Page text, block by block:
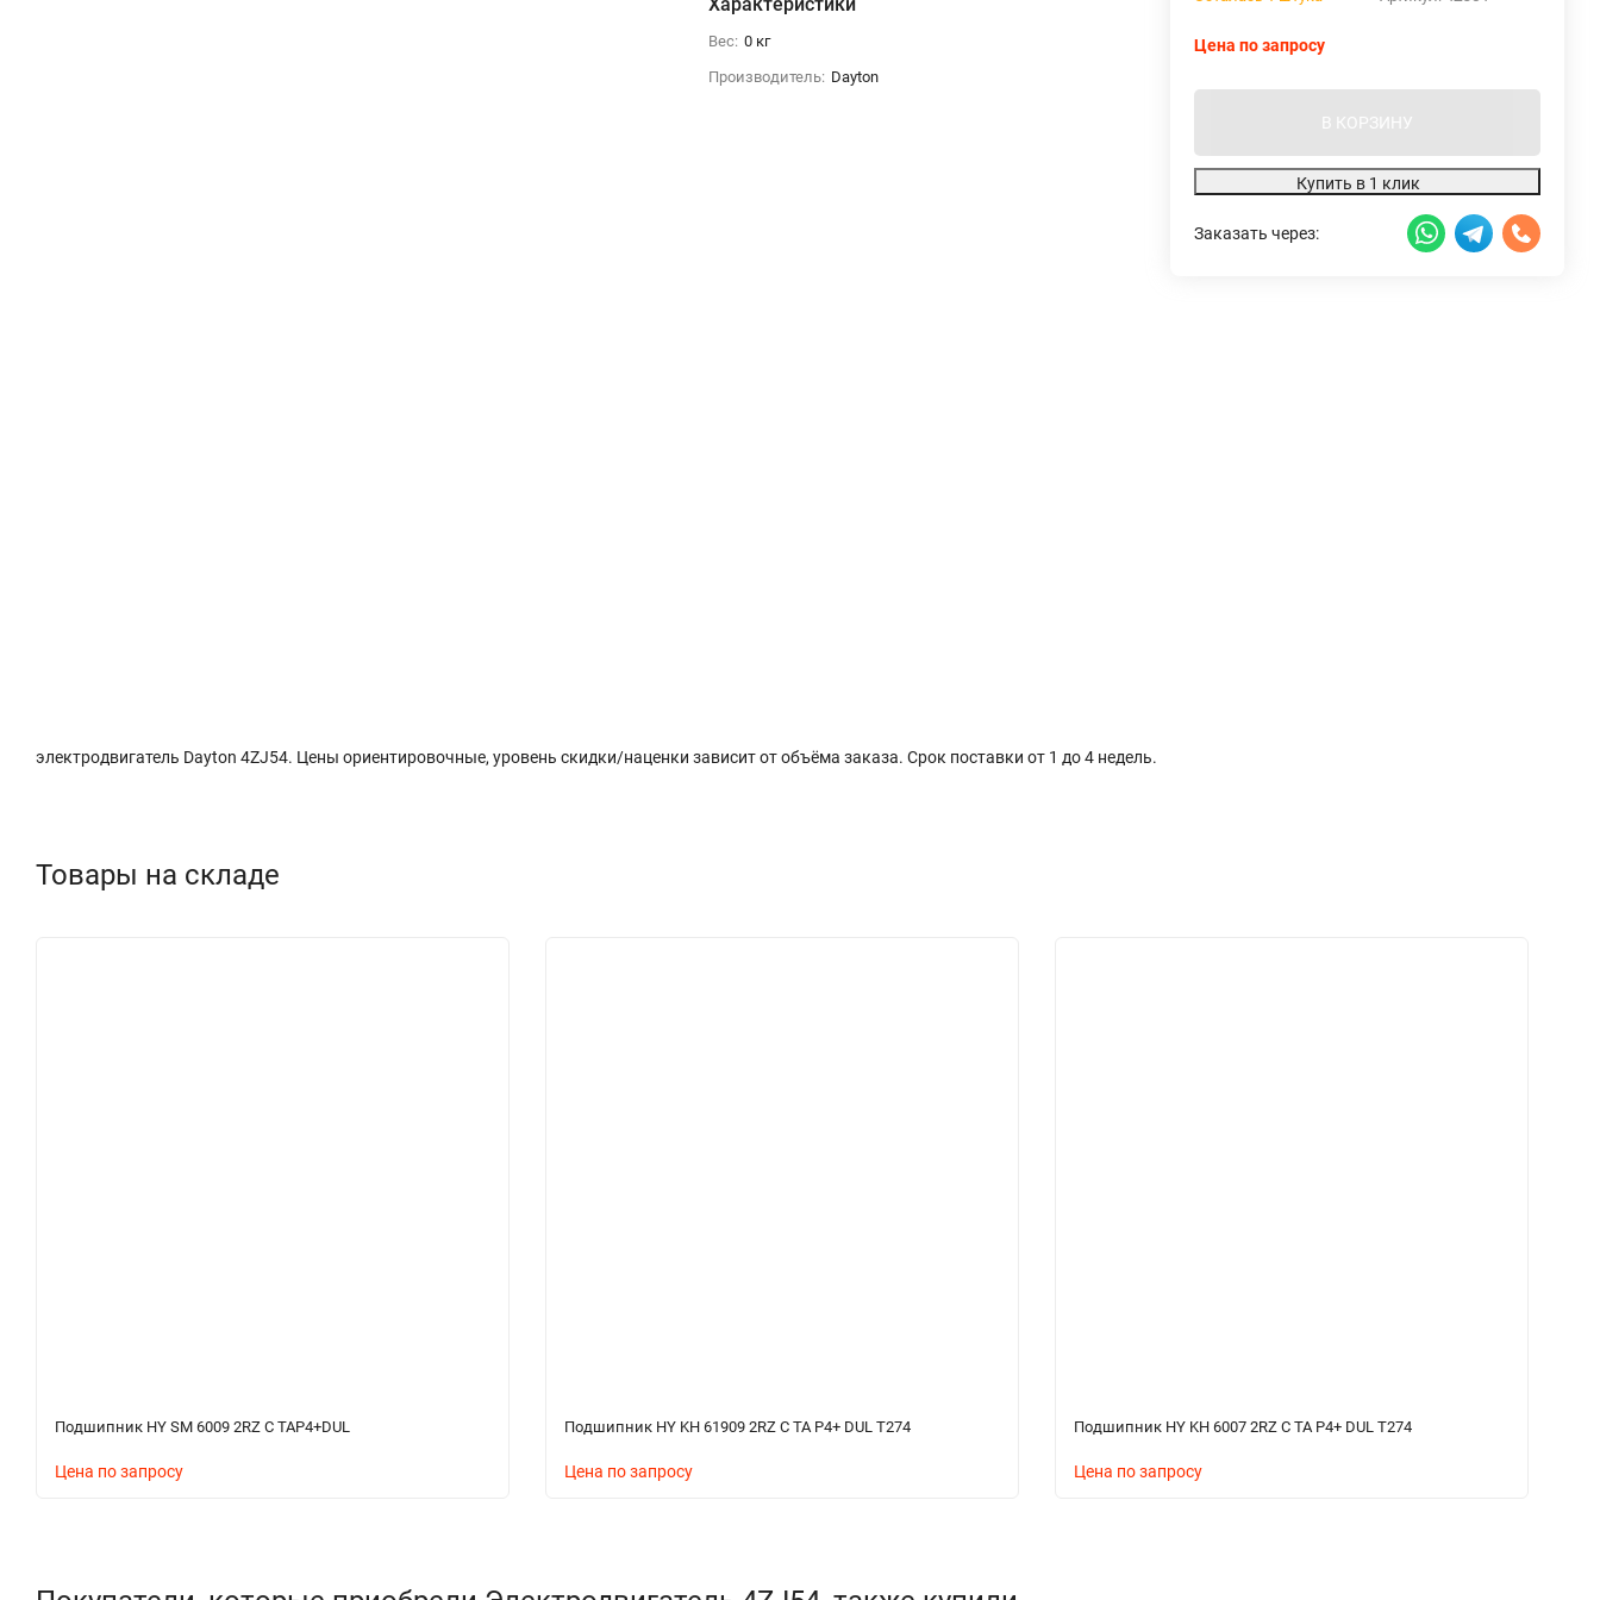
Вес: 0 кг
Производитель: Dayton
Цена по запросу
В КОРЗИНУ
Купить в 1 клик
Заказать через:
электродвигатель Dayton 4ZJ54. Цены ориентировочные, уровень скидки/наценки зависит от объёма заказа. Срок поставки от 1 до 4 недель.
Товары на складе
Подшипник HY SM 6009 2RZ C TAP4+DUL
Цена по запросу
Подшипник HY KH 61909 2RZ C TA P4+ DUL T274
Цена по запросу
Подшипник HY KH 6007 2RZ C TA P4+ DUL T274
Цена по запросу